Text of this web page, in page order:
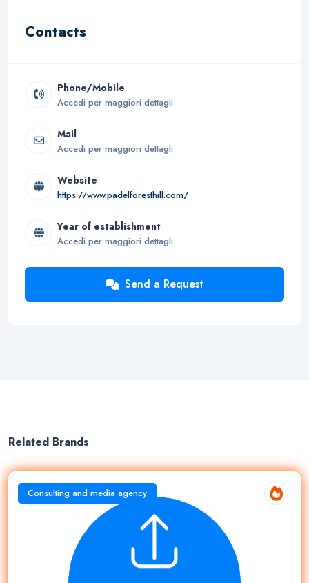
Contacts
Phone/Mobile
Accedi per maggiori dettagli
Mail
Accedi per maggiori dettagli
Website
https://www.padelforesthill.com/
Year of establishment
Accedi per maggiori dettagli
Send a Request
Related Brands
Consulting and media agency